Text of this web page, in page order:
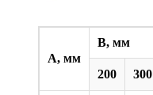
A, мм
B, мм
200 300